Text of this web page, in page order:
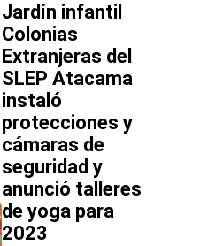
Jardín infantil
Colonias
Extranjeras del
SLEP Atacama
instaló
protecciones y
cámaras de
seguridad y
anunció talleres
de yoga para
2023